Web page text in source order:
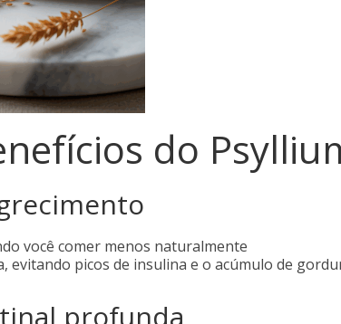
do
você comer menos naturalmente
evitando picos de insulina e o acúmulo de
profunda